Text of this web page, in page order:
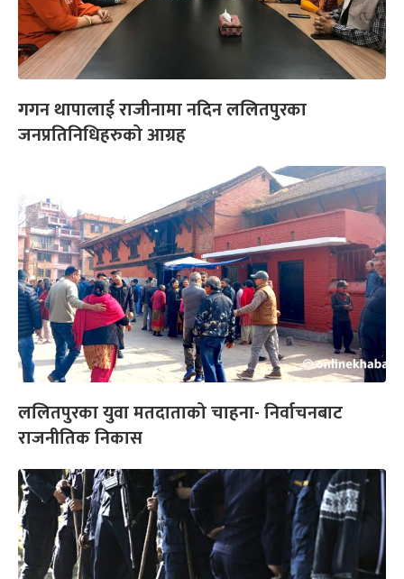
गगन थापालाई राजीनामा नदिन ललितपुरका
जनप्रतिनिधिहरुको आग्रह
ललितपुरका युवा मतदाताको चाहना- निर्वाचनबाट
राजनीतिक निकास